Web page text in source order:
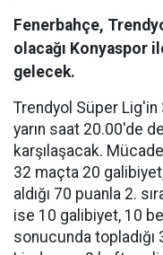
Fenerbahçe,
olacağı Konyaspor
gelecek.
Trendyol Süper Lig'in
yarın saat 20.00'de
karşılaşacak.
32 maçta 20
aldığı 70 puanla 2.
ise 10 galibiyet, 10
sonucunda topladığı